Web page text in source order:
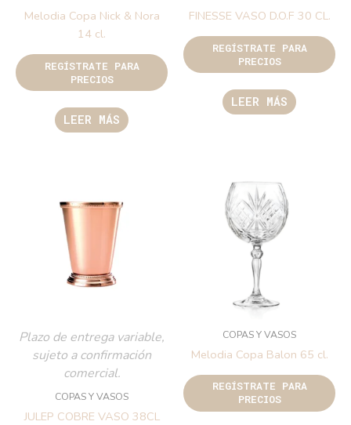
Melodia Copa Nick & Nora
14 cl.
REGÍSTRATE PARA
PRECIOS
LEER MÁS
FINESSE VASO D.O.F 30 CL.
REGÍSTRATE PARA
PRECIOS
LEER MÁS
Plazo de entrega variable,
sujeto a confirmación
comercial.
COPAS Y VASOS
JULEP COBRE VASO 38CL
COPAS Y VASOS
Melodia Copa Balon 65 cl.
REGÍSTRATE PARA
PRECIOS